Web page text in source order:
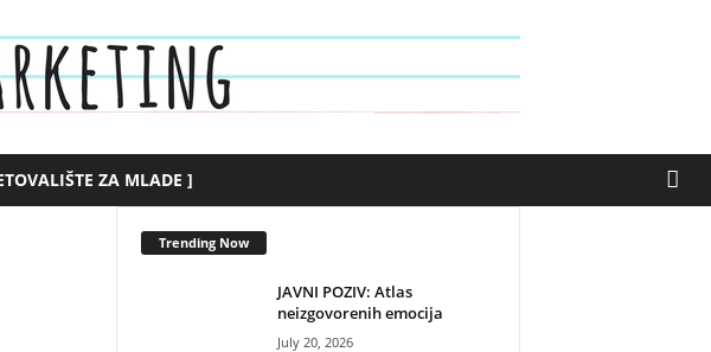
ZA MLADE ]
Trending Now
JAVNI POZIV: Atlas
neizgovorenih emocija
July 20, 2026